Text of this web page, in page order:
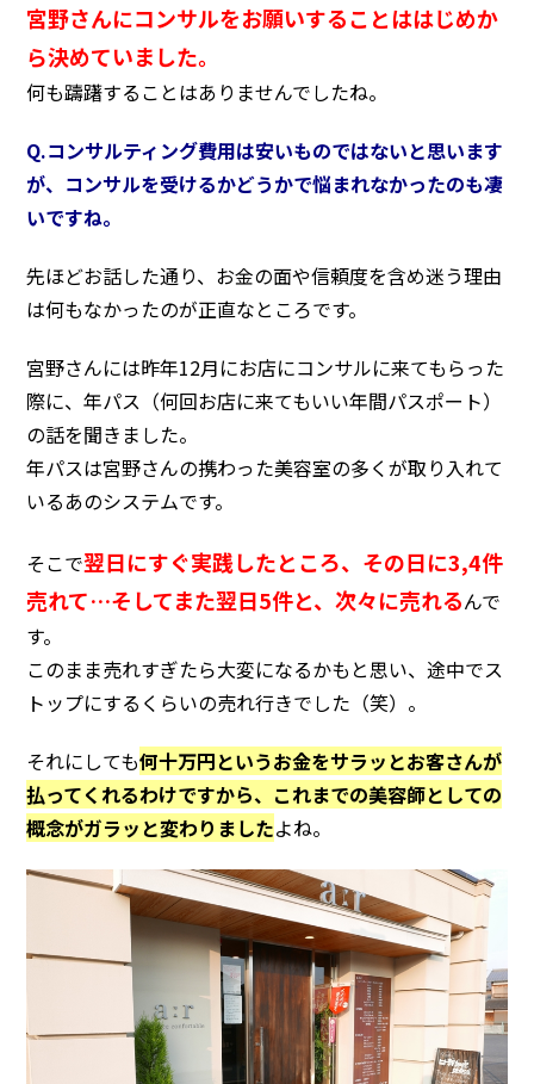
宮野さんにコンサルをお願いすることははじめか
ら決めていました。
何も躊躇することはありませんでしたね。
Q.コンサルティング費用は安いものではないと思います
が、コンサルを受けるかどうかで悩まれなかったのも凄
いですね。
先ほどお話した通り、お金の面や信頼度を含め迷う理由
は何もなかったのが正直なところです。
宮野さんには昨年12月にお店にコンサルに来てもらった
際に、年パス（何回お店に来てもいい年間パスポート）
の話を聞きました。
年パスは宮野さんの携わった美容室の多くが取り入れて
いるあのシステムです。
そこで翌日にすぐ実践したところ、その日に3,4件
売れて…そしてまた翌日5件と、次々に売れるんで
す。
このまま売れすぎたら大変になるかもと思い、途中でス
トップにするくらいの売れ行きでした（笑）。
それにしても何十万円というお金をサラッとお客さんが
払ってくれるわけですから、これまでの美容師としての
概念がガラッと変わりましたよね。